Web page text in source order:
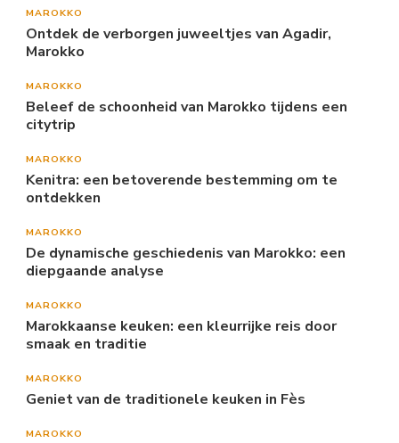
MAROKKO
Ontdek de verborgen juweeltjes van Agadir,
Marokko
MAROKKO
Beleef de schoonheid van Marokko tijdens een
citytrip
MAROKKO
Kenitra: een betoverende bestemming om te
ontdekken
MAROKKO
De dynamische geschiedenis van Marokko: een
diepgaande analyse
MAROKKO
Marokkaanse keuken: een kleurrijke reis door
smaak en traditie
MAROKKO
Geniet van de traditionele keuken in Fès
MAROKKO